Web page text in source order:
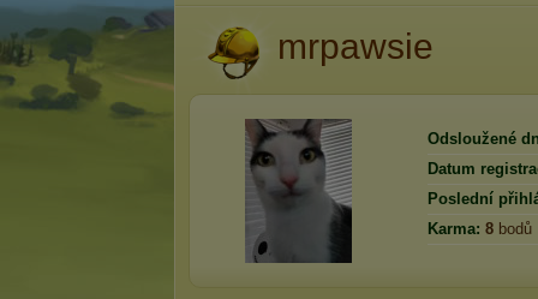
mrpawsie
Odsloužené
Datum
Poslední
Karma: 8 bodů